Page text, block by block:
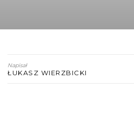
Napisał
ŁUKASZ WIERZBICKI